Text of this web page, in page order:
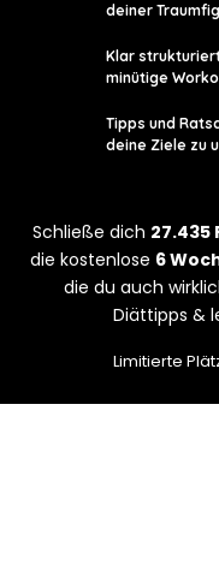
deiner
Klar
minütige
Tipps und
deine Ziele zu
Schließe dich 27.435
die kostenlose 6
die du auch
Diättipps &
Limitierte